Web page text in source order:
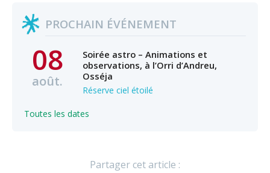
PROCHAIN ÉVÉNEMENT
08
août.
Soirée astro – Animations et
observations, à l’Orri d’Andreu,
Osséja
Réserve ciel étoilé
Toutes les dates
Partager cet article :